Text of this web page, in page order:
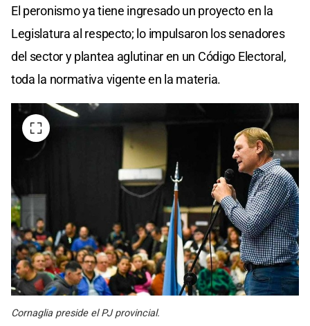
El peronismo ya tiene ingresado un proyecto en la
Legislatura al respecto; lo impulsaron los senadores
del sector y plantea aglutinar en un Código Electoral,
toda la normativa vigente en la materia.
Cornaglia preside el PJ provincial.